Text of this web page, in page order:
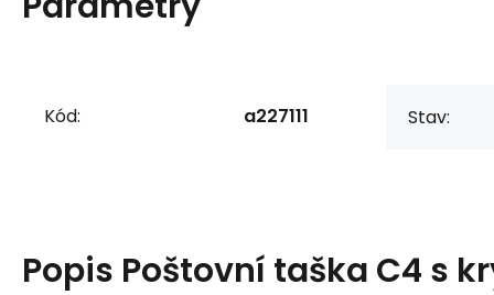
Kód: a227111 Stav:
Popis Poštovní taška C4 s